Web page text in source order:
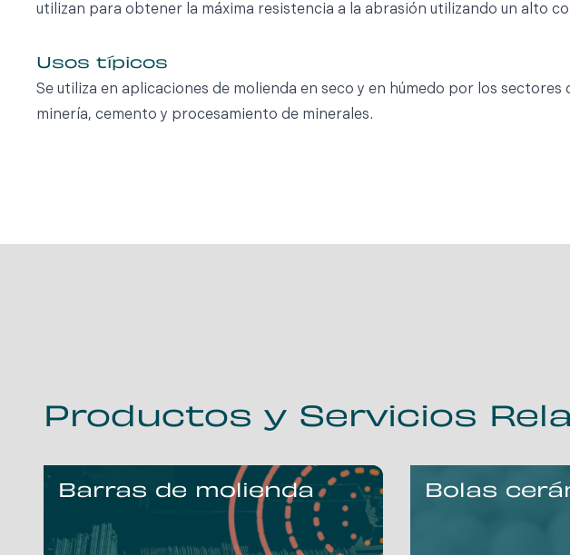
utilizan para obtener la máxima resistencia a la abrasión utilizando un alto
Usos típicos
Se utiliza en aplicaciones de molienda en seco y en húmedo por los sectores
minería, cemento y procesamiento de minerales.
Productos y Servicios
Barras de molienda Bolas